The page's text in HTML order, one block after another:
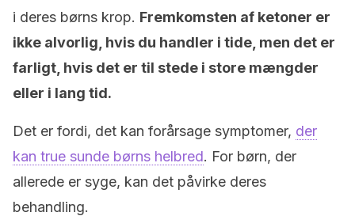
i deres børns krop. Fremkomsten af ketoner er
ikke alvorlig, hvis du handler i tide, men det er
farligt, hvis det er til stede i store mængder
eller i lang tid.
Det er fordi, det kan forårsage symptomer, der
kan true sunde børns helbred. For børn, der
allerede er syge, kan det påvirke deres
behandling.